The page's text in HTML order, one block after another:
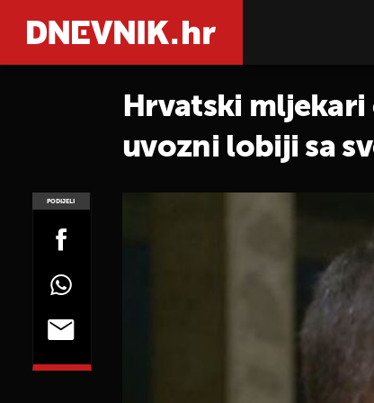
Hrvatski mljekari
uvozni lobiji sa
PODIJELI